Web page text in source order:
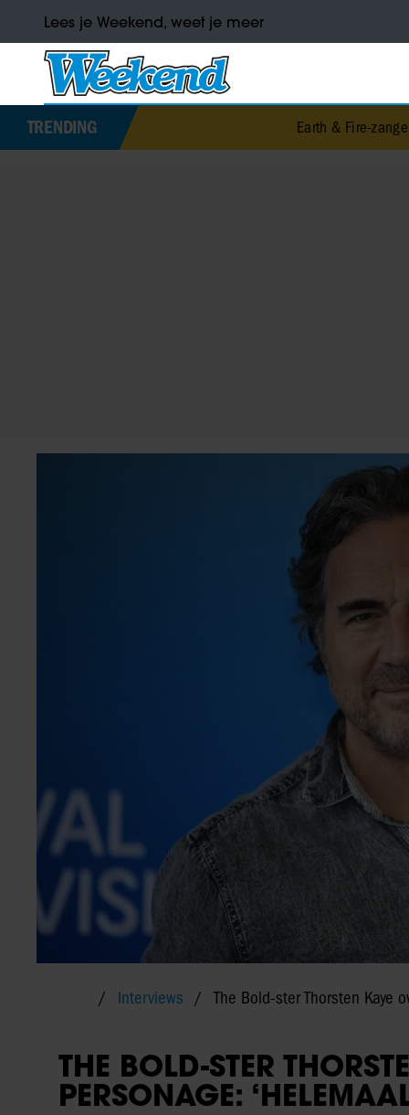
Lees je Weekend, weet je meer
TRENDING Earth & Fire-zangeres Jerney
Interviews The Bold-ster Thorsten Kaye
THE BOLD-STER
PERSONAGE: